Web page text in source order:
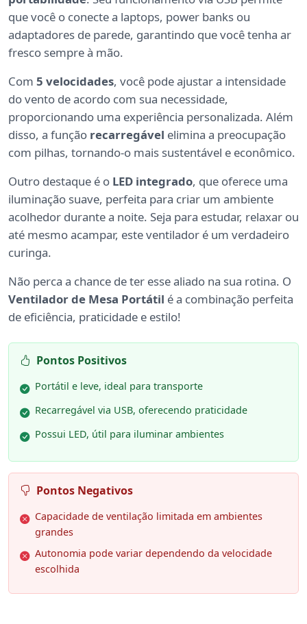
que você o conecte a laptops, power banks ou
adaptadores de parede, garantindo que você tenha ar
fresco sempre à mão.
Com 5 velocidades, você pode ajustar a intensidade
do vento de acordo com sua necessidade,
proporcionando uma experiência personalizada. Além
disso, a função recarregável elimina a preocupação
com pilhas, tornando-o mais sustentável e econômico.
Outro destaque é o LED integrado, que oferece uma
iluminação suave, perfeita para criar um ambiente
acolhedor durante a noite. Seja para estudar, relaxar ou
até mesmo acampar, este ventilador é um verdadeiro
curinga.
Não perca a chance de ter esse aliado na sua rotina. O
Ventilador de Mesa Portátil é a combinação perfeita
de eficiência, praticidade e estilo!
Pontos Positivos
Portátil e leve, ideal para transporte
Recarregável via USB, oferecendo praticidade
Possui LED, útil para iluminar ambientes
Pontos Negativos
Capacidade de ventilação limitada em ambientes
grandes
Autonomia pode variar dependendo da velocidade
escolhida